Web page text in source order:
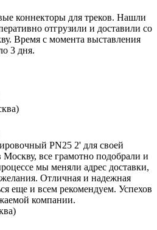
коннекторы для треков. Нашли
отгрузили и доставили со
Время с момента выставления
3 дня.
PN25 2' для своей
Москву, все грамотно подобрали и
мы меняли адрес доставки,
Отличная и надежная
еще и всем рекомендуем. Успехов
компании.